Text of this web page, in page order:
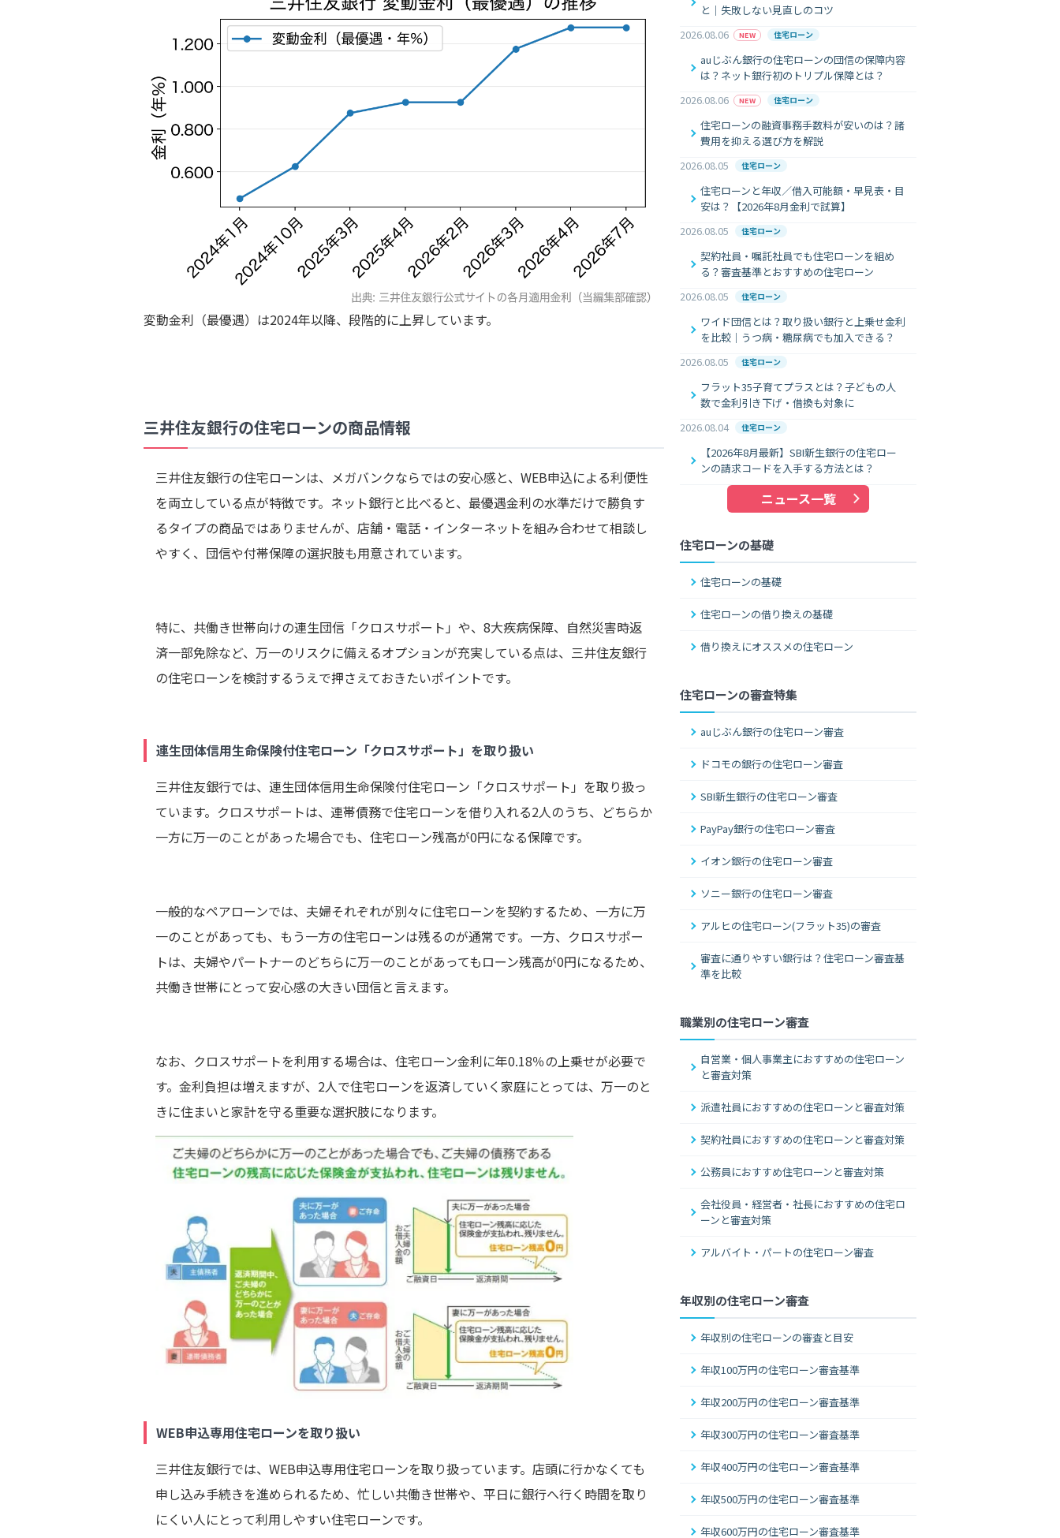
変動金利（最優遇）は2024年以降、段階的に上昇しています。
三井住友銀行の住宅ローンの商品情報
三井住友銀行の住宅ローンは、メガバンクならではの安心感と、WEB申込による利便性
を両立している点が特徴です。ネット銀行と比べると、最優遇金利の水準だけで勝負す
るタイプの商品ではありませんが、店舗・電話・インターネットを組み合わせて相談し
やすく、団信や付帯保障の選択肢も用意されています。
特に、共働き世帯向けの連生団信「クロスサポート」や、8大疾病保障、自然災害時返
済一部免除など、万一のリスクに備えるオプションが充実している点は、三井住友銀行
の住宅ローンを検討するうえで押さえておきたいポイントです。
連生団体信用生命保険付住宅ローン「クロスサポート」を取り扱い
三井住友銀行では、連生団体信用生命保険付住宅ローン「クロスサポート」を取り扱っ
ています。クロスサポートは、連帯債務で住宅ローンを借り入れる2人のうち、どちらか
一方に万一のことがあった場合でも、住宅ローン残高が0円になる保障です。
一般的なペアローンでは、夫婦それぞれが別々に住宅ローンを契約するため、一方に万
一のことがあっても、もう一方の住宅ローンは残るのが通常です。一方、クロスサポー
トは、夫婦やパートナーのどちらに万一のことがあってもローン残高が0円になるため、
共働き世帯にとって安心感の大きい団信と言えます。
なお、クロスサポートを利用する場合は、住宅ローン金利に年0.18％の上乗せが必要で
す。金利負担は増えますが、2人で住宅ローンを返済していく家庭にとっては、万一のと
きに住まいと家計を守る重要な選択肢になります。
WEB申込専用住宅ローンを取り扱い
三井住友銀行では、WEB申込専用住宅ローンを取り扱っています。店頭に行かなくても
申し込み手続きを進められるため、忙しい共働き世帯や、平日に銀行へ行く時間を取り
にくい人にとって利用しやすい住宅ローンです。
と｜失敗しない見直しのコツ
2026.08.06
NEW 住宅ローン
auじぶん銀行の住宅ローンの団信の保障内容
は？ネット銀行初のトリプル保障とは？
2026.08.06
NEW 住宅ローン
住宅ローンの融資事務手数料が安いのは？諸
費用を抑える選び方を解説
2026.08.05
住宅ローン
住宅ローンと年収／借入可能額・早見表・目
安は？【2026年8月金利で試算】
2026.08.05
住宅ローン
契約社員・嘱託社員でも住宅ローンを組め
る？審査基準とおすすめの住宅ローン
2026.08.05
住宅ローン
ワイド団信とは？取り扱い銀行と上乗せ金利
を比較｜うつ病・糖尿病でも加入できる？
2026.08.05
住宅ローン
フラット35子育てプラスとは？子どもの人
数で金利引き下げ・借換も対象に
2026.08.04
住宅ローン
【2026年8月最新】SBI新生銀行の住宅ロー
ンの請求コードを入手する方法とは？
ニュース一覧
住宅ローンの基礎
住宅ローンの基礎
住宅ローンの借り換えの基礎
借り換えにオススメの住宅ローン
住宅ローンの審査特集
auじぶん銀行の住宅ローン審査
ドコモの銀行の住宅ローン審査
SBI新生銀行の住宅ローン審査
PayPay銀行の住宅ローン審査
イオン銀行の住宅ローン審査
ソニー銀行の住宅ローン審査
アルヒの住宅ローン(フラット35)の審査
審査に通りやすい銀行は？住宅ローン審査基
準を比較
職業別の住宅ローン審査
自営業・個人事業主におすすめの住宅ローン
と審査対策
派遣社員におすすめの住宅ローンと審査対策
契約社員におすすめの住宅ローンと審査対策
公務員におすすめ住宅ローンと審査対策
会社役員・経営者・社長におすすめの住宅ロ
ーンと審査対策
アルバイト・パートの住宅ローン審査
年収別の住宅ローン審査
年収別の住宅ローンの審査と目安
年収100万円の住宅ローン審査基準
年収200万円の住宅ローン審査基準
年収300万円の住宅ローン審査基準
年収400万円の住宅ローン審査基準
年収500万円の住宅ローン審査基準
年収600万円の住宅ローン審査基準